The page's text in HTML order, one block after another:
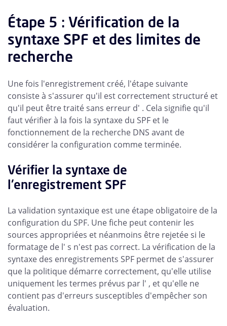
Étape 5 : Vérification de la
syntaxe SPF et des limites de
recherche
Une fois l'enregistrement créé, l'étape suivante
consiste à s'assurer qu'il est correctement structuré et
qu'il peut être traité sans erreur d' . Cela signifie qu'il
faut vérifier à la fois la syntaxe du SPF et le
fonctionnement de la recherche DNS avant de
considérer la configuration comme terminée.
Vérifier la syntaxe de
l'enregistrement SPF
La validation syntaxique est une étape obligatoire de la
configuration du SPF. Une fiche peut contenir les
sources appropriées et néanmoins être rejetée si le
formatage de l' s n'est pas correct. La vérification de la
syntaxe des enregistrements SPF permet de s'assurer
que la politique démarre correctement, qu'elle utilise
uniquement les termes prévus par l' , et qu'elle ne
contient pas d'erreurs susceptibles d'empêcher son
évaluation.